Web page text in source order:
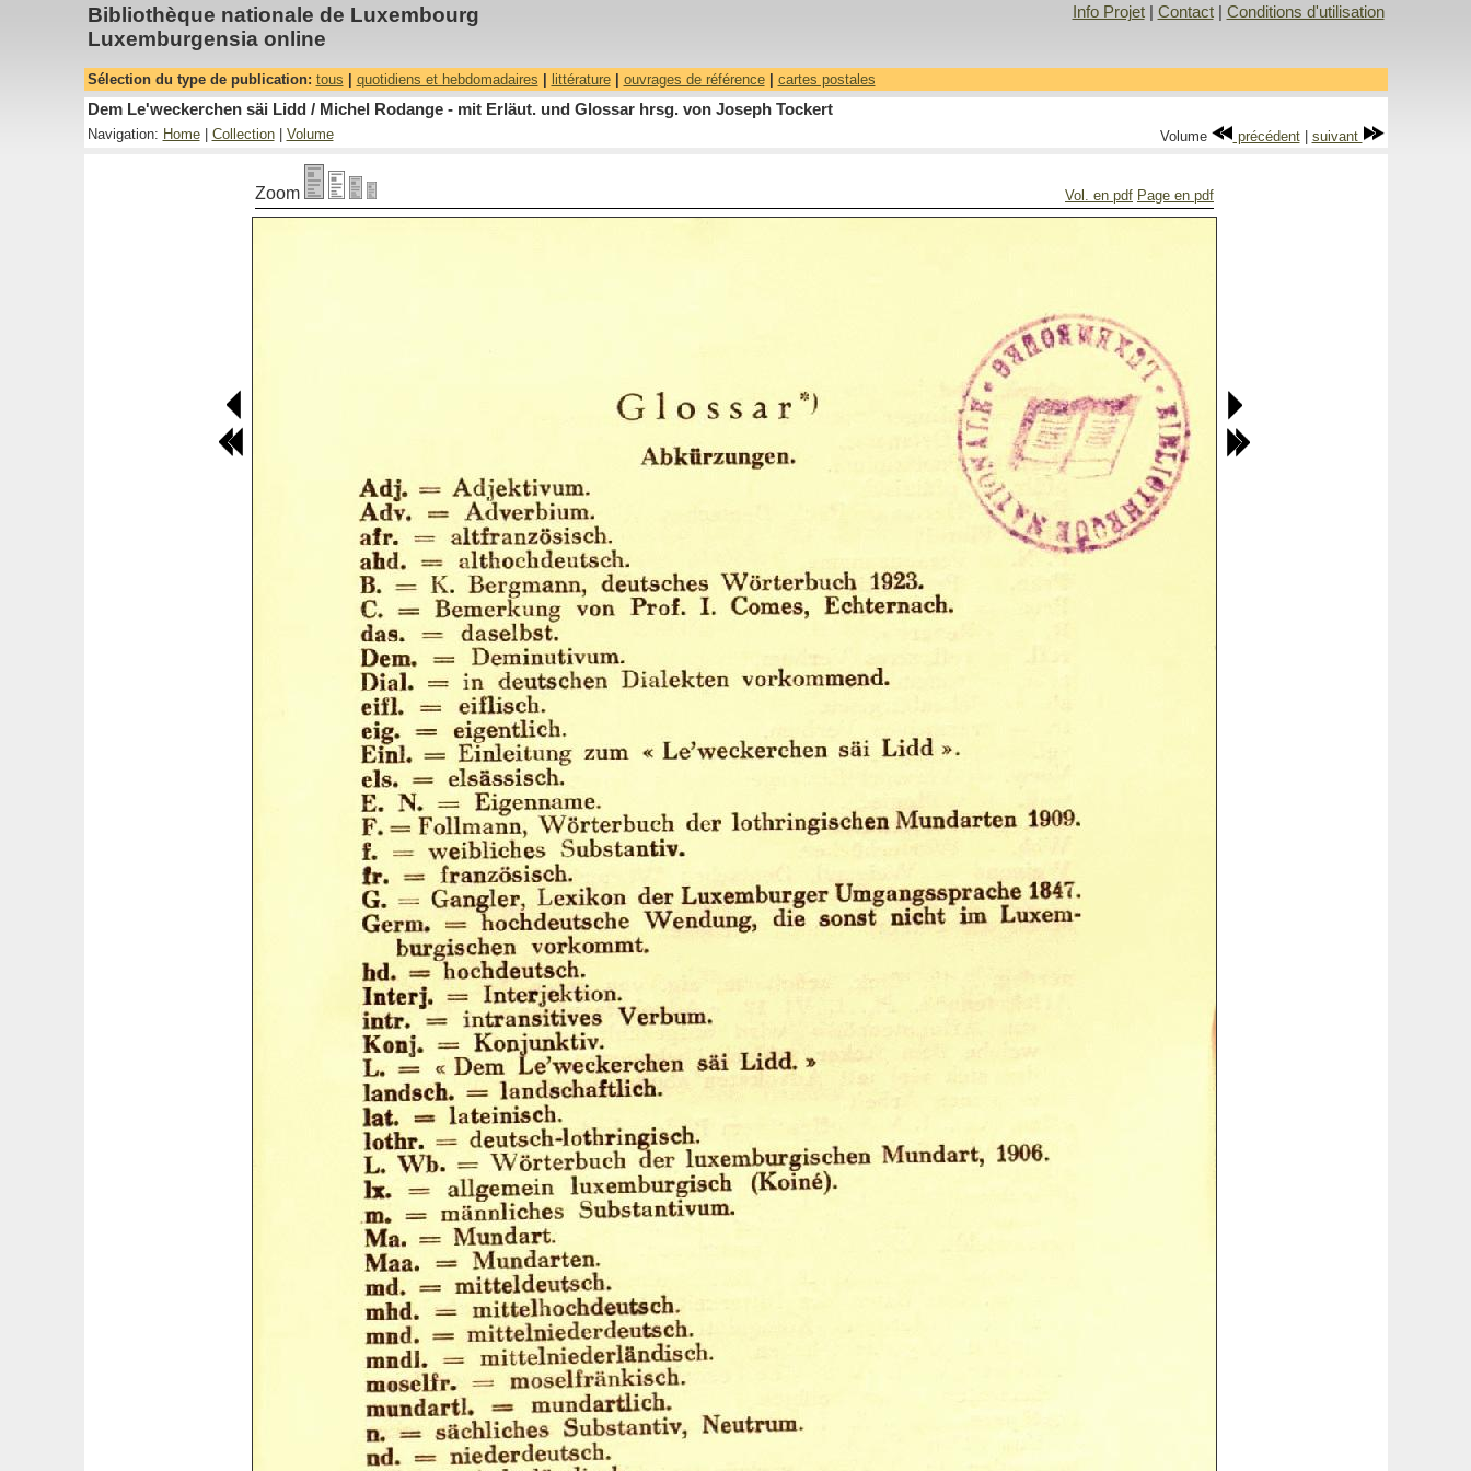
Bibliothèque nationale de Luxembourg
Luxemburgensia online
Info Projet| Contact| Conditions d'utilisation
Sélection du type de publication: tous quotidiens et hebdomadaires littérature| ouvrages de référence| cartes postales
Dem Le'weckerchen säi Lidd / Michel Rodange - mit Erläut. und Glossar hrsg. von Joseph Tockert
Navigation: Home| Collection| Volume Volume précédent| suivant
Zoom Vol. en pdf Page en pdf